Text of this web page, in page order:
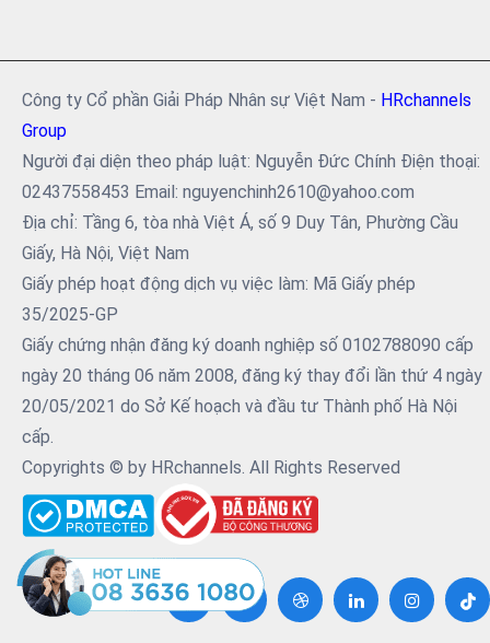
Công ty Cổ phần Giải Pháp Nhân sự Việt Nam - HRchannels
Group
Người đại diện theo pháp luật: Nguyễn Đức Chính Điện thoại:
02437558453 Email: nguyenchinh2610@yahoo.com
Địa chỉ: Tầng 6, tòa nhà Việt Á, số 9 Duy Tân, Phường Cầu
Giấy, Hà Nội, Việt Nam
Giấy phép hoạt động dịch vụ việc làm: Mã Giấy phép
35/2025-GP
Giấy chứng nhận đăng ký doanh nghiệp số 0102788090 cấp
ngày 20 tháng 06 năm 2008, đăng ký thay đổi lần thứ 4 ngày
20/05/2021 do Sở Kế hoạch và đầu tư Thành phố Hà Nội
cấp.
Copyrights © by HRchannels. All Rights Reserved